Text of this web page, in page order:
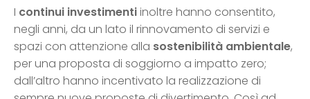
I continui investimentiinoltre hanno consentito,
negli anni, da un lato il rinnovamento di servizi e
spazi con attenzione alla sostenibilità ambientale,
per una proposta di soggiorno a impatto zero;
dall’altro hanno incentivato la realizzazione di